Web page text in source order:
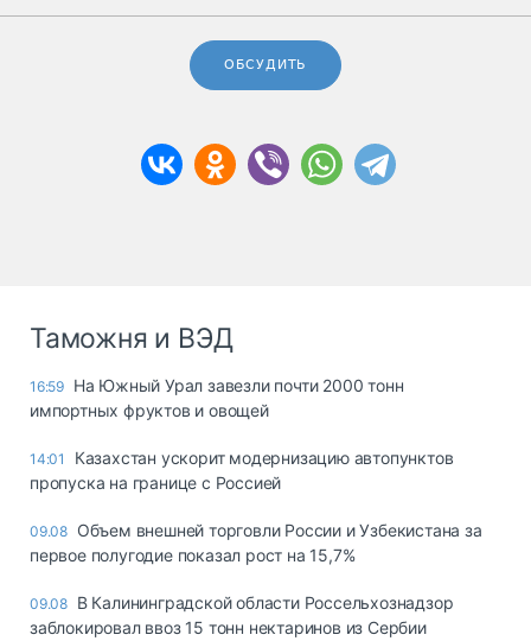
ОБСУДИТЬ
Таможня и ВЭД
16:59 На Южный Урал завезли почти 2000 тонн
импортных фруктов и овощей
14:01
Казахстан ускорит модернизацию автопунктов
пропуска на границе с Россией
09.08 Объем внешней торговли России и Узбекистана за
первое полугодие показал рост на 15,7%
09.08 В Калининградской области Россельхознадзор
заблокировал ввоз 15 тонн нектаринов из Сербии